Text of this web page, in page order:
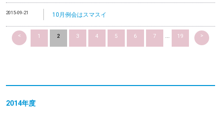
2015-09-21 10月例会はスマスイ
< 1 2 3 4 5 6 7 ... 19 >
2014年度